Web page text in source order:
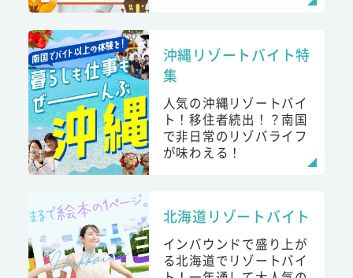
沖縄リゾートバイト特
集
人気の沖縄リゾートバイ
ト！移住者続出！？南国
で非日常のリゾバライフ
が味わえる！
北海道リゾートバイト
インバウンドで盛り上が
る北海道でリゾートバイ